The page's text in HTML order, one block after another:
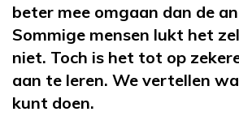
beter mee omgaan dan de
Sommige mensen lukt het
niet. Toch is het tot op
aan te leren. We vertellen
kunt doen.